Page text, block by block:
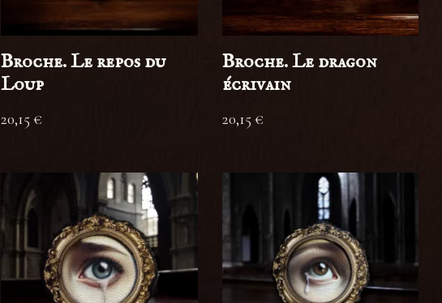
Broche. Le repos du
Loup
20,15 €
Broche. Le dragon
écrivain
20,15 €